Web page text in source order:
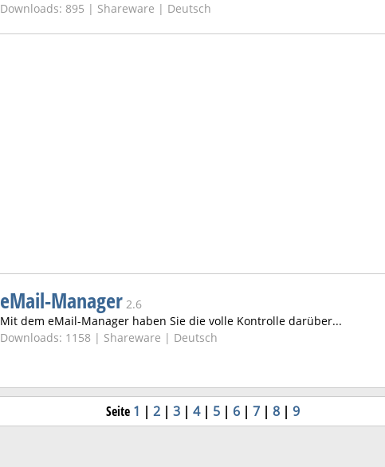
Downloads: 895 | Shareware | Deutsch
eMail-Manager 2.6
Mit dem eMail-Manager haben Sie die volle Kontrolle darüber...
Downloads: 1158 | Shareware | Deutsch
Seite 1 | 2| 3| 4| 5| 6| 7| 8| 9